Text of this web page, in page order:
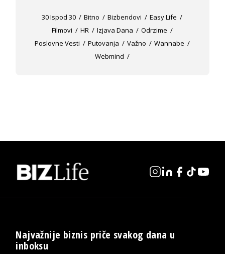
30 Ispod 30 Bitno Bizbendovi
Easy Life
Filmovi
HR Izjava Dana
Odrzime
Poslovne Vesti
Putovanja Važno
Wannabe
Webmind
Najvažnije biznis priče svakog dana u
inboksu